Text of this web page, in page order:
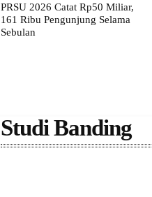
PRSU 2026 Catat Rp50 Miliar,
161 Ribu Pengunjung Selama
Sebulan
Studi Banding